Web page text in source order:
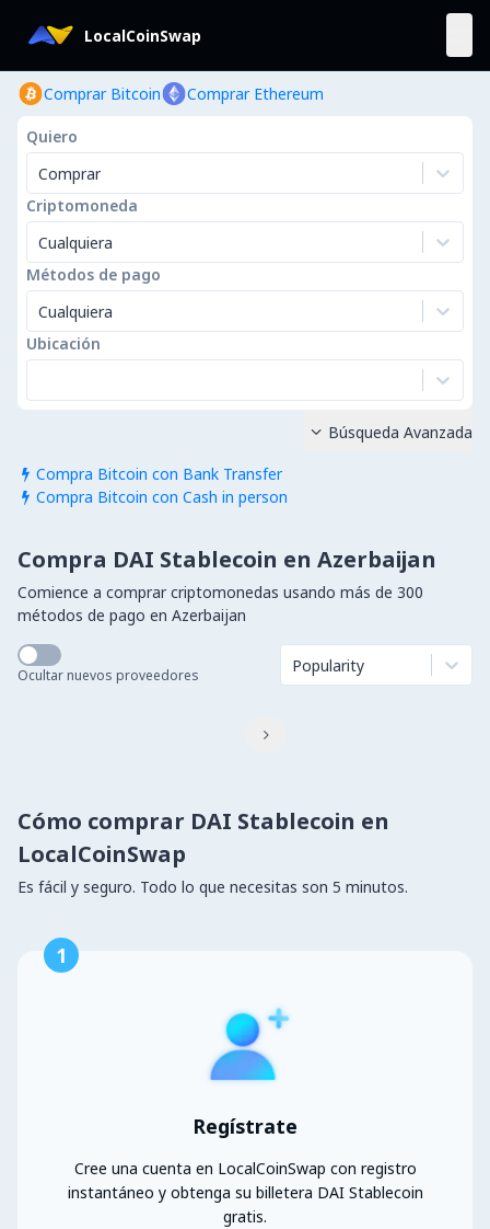
LocalCoinSwap
Comprar Bitcoin Comprar Ethereum
Quiero
Comprar
Criptomoneda
Cualquiera
Métodos de pago
Cualquiera
Ubicación
 Compra Bitcoin con Bank Transfer
 Compra Bitcoin con Cash in person
 Búsqueda Avanzada
Compra DAI Stablecoin en Azerbaijan
Comience a comprar criptomonedas usando más de 300
métodos de pago en Azerbaijan
Ocultar nuevos proveedores Popularity

Cómo comprar DAI Stablecoin en
LocalCoinSwap
Es fácil y seguro. Todo lo que necesitas son 5 minutos.
1
Regístrate
Cree una cuenta en LocalCoinSwap con registro
instantáneo y obtenga su billetera DAI Stablecoin
gratis.